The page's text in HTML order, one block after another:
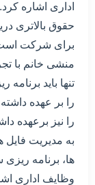
اداری اشاره
حقوق بالاتری
برای شرکت
منشی خانم با
تنها باید
را بر عهده
را نیز برعهده
به مدیریت فایل
ها، برنامه
وظایف اداری